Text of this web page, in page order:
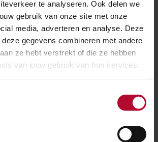
te analyseren. Ook delen we
gebruik van onze site met onze
media, adverteren en analyse. Deze
gegevens combineren met andere
ze hebt verstrekt of die ze hebben
van jouw gebruik van hun services.
op perrons van KITT Engineering
over dit